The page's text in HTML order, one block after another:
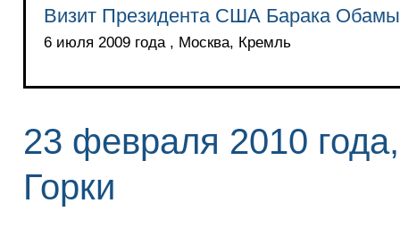
Визит Президента США Барака
6 июля 2009 года , Москва, Кремль
23 февраля 2010
Горки